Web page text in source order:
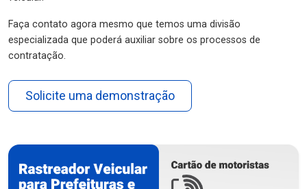
Faça contato agora mesmo que temos uma divisão
especializada que poderá auxiliar sobre os processos de
contratação.
Solicite uma demonstração